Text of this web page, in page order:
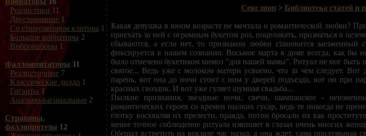
Реалистики 11
Двусторонние 1
Со стимулятором клитора 1
Большие вибраторы 2
Вибронаборы 1
Фаллоимитаторы 11
Реалистичные 7
Классические дилдо 1
Гиганты 1
Анально-вагинальные 2
Страпоны,
фаллопротезы 12
Секс шоп > Библиотека статей и
Какая девушка в юном возрасте не мечтала о романтической любви?
приехать за ней с огромным букетом роз, поцеловать, признаться в
сбываются, а если нет, то признаком любви становится заезженный
фиксируется в нашем сознании. Восьмое марта в доме всегда, как бы
было отмечено букетиком мимоз "для нашей мамы". Ритуал не мог быть
святое... Ведь уже с молоком матери усвоено, что за чем следует.
парень, вот она до ночи стоит с ним у дверей подъезда, вот он при
красных гвоздик. И вот уже гуляет шумная свадьба...
Пылкие признания, звездные ночи, свечи, шампанское -
романтических героев со времен пылких гусар, ведь те никогда не
глотку восхваляя их прелести, правда, потом бросали их как
менее точное соблюдение ритуала извиняет в глазах очень многих
Обещал встретить на вокзале час назад, а она ждет, сама